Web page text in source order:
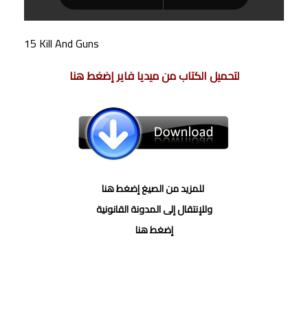
15 Kill And Guns
لتحميل الكتاب من ميديا فاير إضغط هنا
للمزيد من الصيغ إضغط هنا
وللإنتقال إلى المدونة القانونية
إضغط هنا